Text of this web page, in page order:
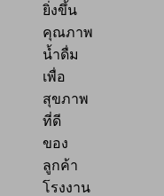
ยิ่งขึ้น
คุณภาพ
น้ำดื่ม
เพื่อ
สุขภาพ
ที่ดี
ของ
ลูกค้า
โรงงาน